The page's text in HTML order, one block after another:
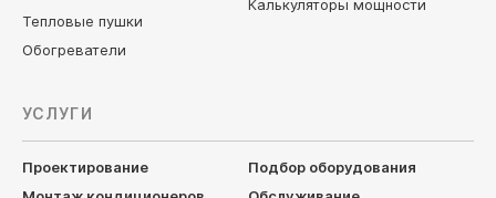
Тепловые пушки
Обогреватели
Калькуляторы мощности
УСЛУГИ
Проектирование
Подбор оборудования